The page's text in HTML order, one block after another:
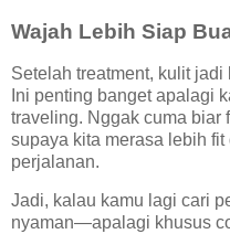
Wajah Lebih Siap
Setelah treatment, kulit
Ini penting banget apalagi
traveling. Nggak cuma biar
supaya kita merasa lebih
perjalanan.
Jadi, kalau kamu lagi cari
nyaman—apalagi khusus